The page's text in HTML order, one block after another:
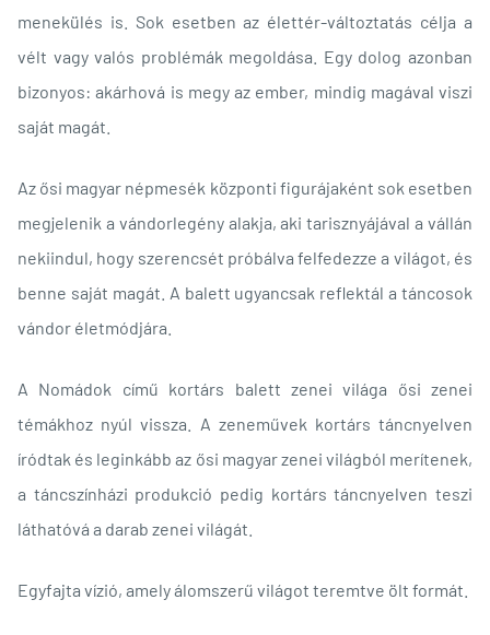
menekülés is. Sok esetben az élettér-változtatás célja a
vélt vagy valós problémák megoldása. Egy dolog azonban
bizonyos: akárhová is megy az ember, mindig magával viszi
saját magát.
Az ősi magyar népmesék központi figurájaként sok esetben
megjelenik a vándorlegény alakja, aki tarisznyájával a vállán
nekiindul, hogy szerencsét próbálva felfedezze a világot, és
benne saját magát. A balett ugyancsak reflektál a táncosok
vándor életmódjára.
A Nomádok című kortárs balett zenei világa ősi zenei
témákhoz nyúl vissza. A zeneművek kortárs táncnyelven
íródtak és leginkább az ősi magyar zenei világból merítenek,
a táncszínházi produkció pedig kortárs táncnyelven teszi
láthatóvá a darab zenei világát.
Egyfajta vízió, amely álomszerű világot teremtve ölt formát.